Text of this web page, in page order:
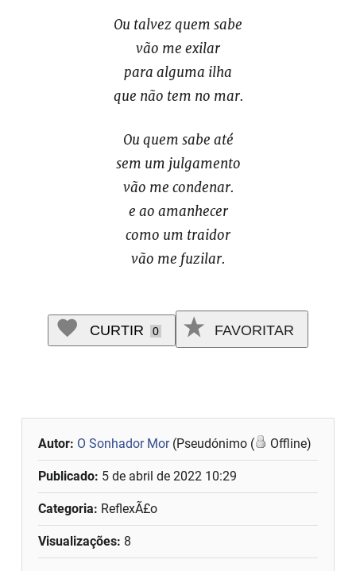
Ou talvez quem sabe
vão me exilar
para alguma ilha
que não tem no mar.
Ou quem sabe até
sem um julgamento
vão me condenar.
e ao amanhecer
como um traidor
vão me fuzilar.
CURTIR 0 FAVORITAR
Autor: O Sonhador Mor (Pseudónimo ( Offline)
Publicado: 5 de abril de 2022 10:29
Categoria: ReflexÃ£o
Visualizações: 8